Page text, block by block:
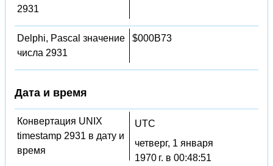
2931
Delphi, Pascal значение
числа 2931
$000B73
Дата и время
Конвертация UNIX
timestamp 2931 в дату и
время
UTC
четверг, 1 января
1970 г. в 00:48:51